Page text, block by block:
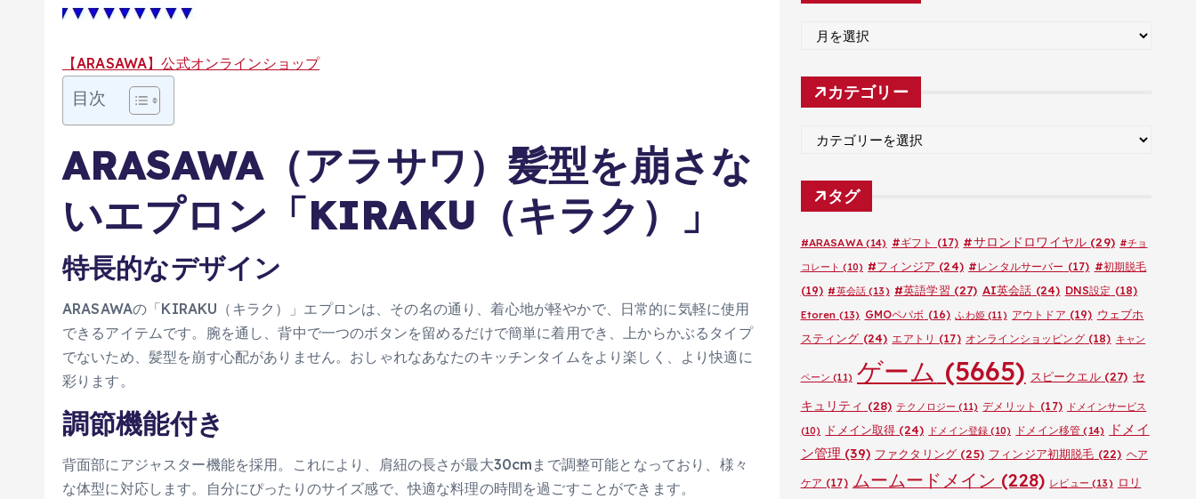
【ARASAWA】公式オンラインショップ
目次
ARASAWA（アラサワ）髪型を崩さな
いエプロン「KIRAKU（キラク）」
特長的なデザイン
ARASAWAの「KIRAKU（キラク）」エプロンは、その名の通り、着心地が軽やかで、日常的に気軽に使用
できるアイテムです。腕を通し、背中で一つのボタンを留めるだけで簡単に着用でき、上からかぶるタイプ
でないため、髪型を崩す心配がありません。おしゃれなあなたのキッチンタイムをより楽しく、より快適に
彩ります。
調節機能付き
背面部にアジャスター機能を採用。これにより、肩紐の長さが最大30cmまで調整可能となっており、様々
な体型に対応します。自分にぴったりのサイズ感で、快適な料理の時間を過ごすことができます。
カ
イ
カテゴリー
ゴ
リ
タグ
#ARASAWA(14) #ギフト (17) #サロンドロワイヤル (29) #チョ
コレート (10) #フィンジア (24) #レンタルサーバー (17) #初期脱毛
(19) #英会話 (13) #英語学習 (27) AI英会話 (24) DNS設定 (18)
Etoren (13) GMOペパボ (16) ふわ姫(11) アウトドア (19) ウェブホ
スティング (24) エアトリ (17) オンラインショッピング(18) キャン
ペーン (11) ゲーム (5665) スピークエル(27) セ
キュリティ (28) テクノロジー (11) デメリット (17)
ドメインサービス
(10)
ドメイン取得 (24) ドメイン登録 (10) ドメイン移管 (14)
ドメイ
ン管理 (39) ファクタリング (25) フィンジア初期脱毛 (22) ヘア
ケア (17) ムームードメイン (228) レビュー (13) ロリ